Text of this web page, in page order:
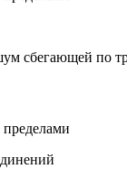
сбегающей по